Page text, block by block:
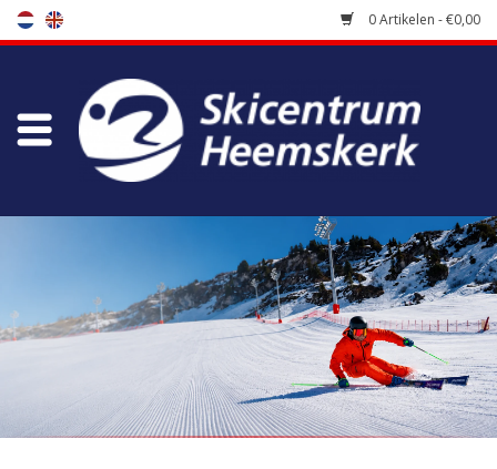
0 Artikelen - €0,00
Winkel
Onderhoud
Koopgidsen